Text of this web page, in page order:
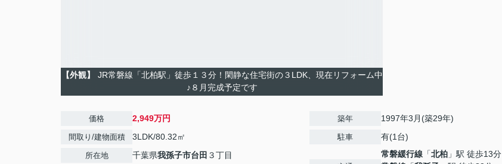
【外観】
JR常磐線「北柏駅」徒歩１３分！閑静な住宅街の３LDK、現在リフォーム中
♪８月完成予定です
価格 2,949万円
間取り/建物面積 3LDK/80.32㎡
所在地 千葉県我孫子市台田 ３丁目
築年 1997年3月(築29年)
駐車 有(1台)
常磐緩行線 「北柏 」駅 徒歩13分